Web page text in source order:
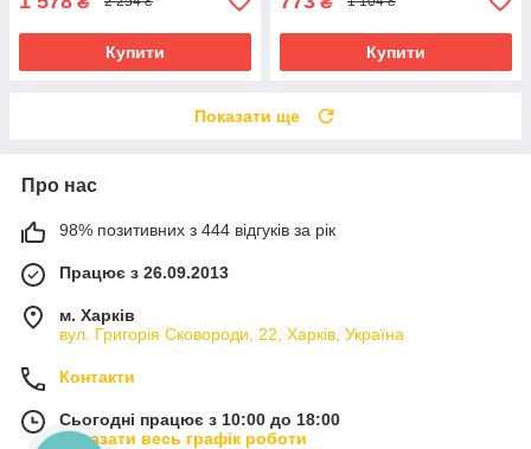
Купити Купити
Показати ще
Про нас
98% позитивних з 444 відгуків за рік
Працює з 26.09.2013
м. Харків
вул. Григорія Сковороди, 22, Харків, Україна
Контакти
Сьогодні працює з 10:00 до 18:00
Показати весь графік роботи